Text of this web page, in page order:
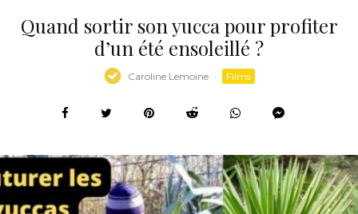
Quand sortir son yucca pour profiter
d’un été ensoleillé ?
Caroline Lemoine · Films